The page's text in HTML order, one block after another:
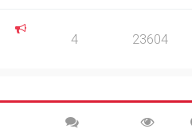
4 23604